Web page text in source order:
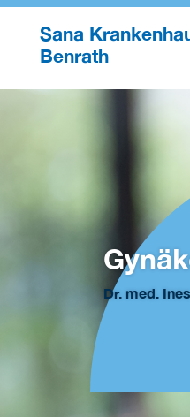
Sana
Benrath
Dr. med.